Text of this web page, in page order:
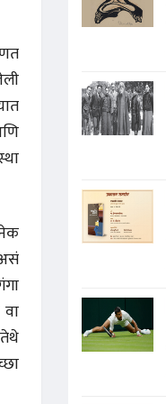
अंश
जपणारी
मान्यवर
आणि